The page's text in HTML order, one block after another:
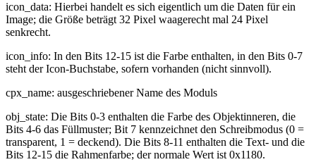
icon_data: Hierbei handelt es sich eigentlich um die Daten für ein
Image; die Größe beträgt 32 Pixel waagerecht mal 24 Pixel
senkrecht.
icon_info: In den Bits 12-15 ist die Farbe enthalten, in den Bits 0-7
steht der Icon-Buchstabe, sofern vorhanden (nicht sinnvoll).
cpx_name: ausgeschriebener Name des Moduls
obj_state: Die Bits 0-3 enthalten die Farbe des Objektinneren, die
Bits 4-6 das Füllmuster; Bit 7 kennzeichnet den Schreibmodus (0 =
transparent, 1 = deckend). Die Bits 8-11 enthalten die Text- und die
Bits 12-15 die Rahmenfarbe; der normale Wert ist 0x1180.